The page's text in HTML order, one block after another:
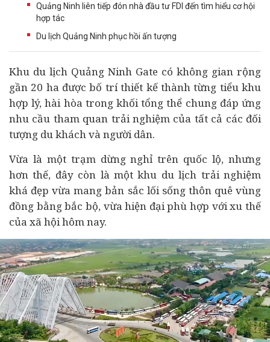
Quảng Ninh liên tiếp đón nhà đầu tư FDI đến tìm hiểu cơ hội
hợp tác
Du lịch Quảng Ninh phục hồi ấn tượng
Khu du lịch Quảng Ninh Gate có không gian rộng
gần 20 ha được bố trí thiết kế thành từng tiểu khu
hợp lý, hài hòa trong khối tổng thể chung đáp ứng
nhu cầu tham quan trải nghiệm của tất cả các đối
tượng du khách và người dân.
Vừa là một trạm dừng nghỉ trên quốc lộ, nhưng
hơn thế, đây còn là một khu du lịch trải nghiệm
khá đẹp vừa mang bản sắc lối sống thôn quê vùng
đồng bằng bắc bộ, vừa hiện đại phù hợp với xu thế
của xã hội hôm nay.